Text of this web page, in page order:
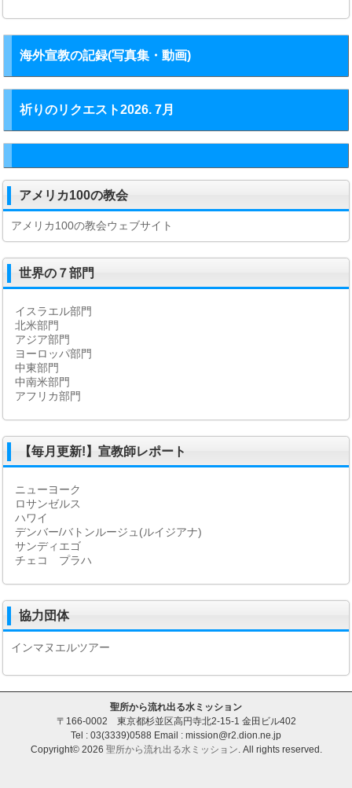
海外宣教の記録(写真集・動画)
祈りのリクエスト2026. 7月
アメリカ100の教会
アメリカ100の教会ウェブサイト
世界の７部門
イスラエル部門
北米部門
アジア部門
ヨーロッパ部門
中東部門
中南米部門
アフリカ部門
【毎月更新!】宣教師レポート
ニューヨーク
ロサンゼルス
ハワイ
デンバー/バトンルージュ(ルイジアナ)
サンディエゴ
チェコ プラハ
協力団体
インマヌエルツアー
聖所から流れ出る水ミッション
〒166-0002 東京都杉並区高円寺北2-15-1 金田ビル402
Tel : 03(3339)0588 Email : mission@r2.dion.ne.jp
Copyright© 2026 聖所から流れ出る水ミッション. All rights reserved.